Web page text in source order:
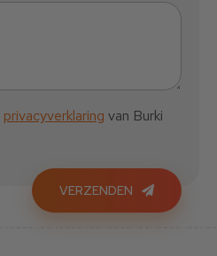
privacyverklaring van Burki
VERZENDEN